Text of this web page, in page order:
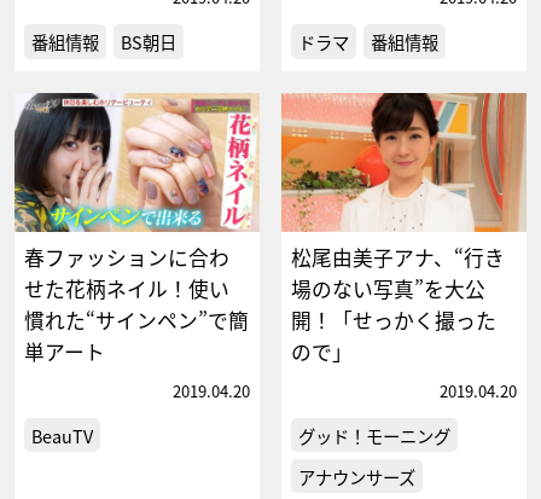
番組情報 BS朝日 ドラマ 番組情報
春ファッションに合わ
せた花柄ネイル！使い
慣れた“サインペン”で簡
単アート
2019.04.20
BeauTV
松尾由美子アナ、“行き
場のない写真”を大公
開！「せっかく撮った
ので」
2019.04.20
グッド！モーニング
アナウンサーズ